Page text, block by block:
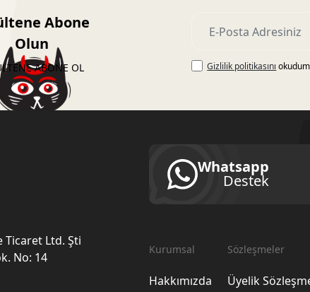
Abone
Olun
ABONE OL Gizlilik politikasını
Ticaret Ltd. Şti
No: 14
Whatsapp
Destek
Kurumsal
Hakkımızda
Sözleşmeler
Üyelik